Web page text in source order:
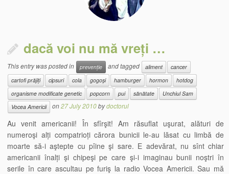
dacă voi nu mă vreți …
This entry was posted in prevenție and tagged aliment
cancer
cartofi prăjiți
cipsuri cola gogoși hamburger hormon
hotdog
organisme modificate genetic
popcorn pui sănătate
Unchiul Sam
Vocea Americii
on27 July 2010bydoctorul
Au venit americanii! În sfîrşit! Am răsuflat uşurat, alături de
numeroşi alți compatrioți cărora bunicii le-au lăsat cu limbă de
moarte să-i aştepte cu pîine şi sare. E adevărat, nu sînt chiar
americanii înalți şi chipeşi pe care şi-i imaginau bunii noştri în
serile în care ascultau pe furiş la radio Vocea Americii. Sau mă